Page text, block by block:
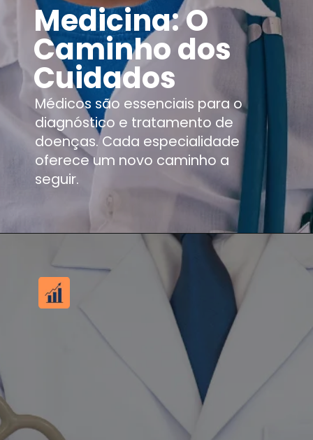
Médicos são essenciais para o
diagnóstico e tratamento de
doenças. Cada especialidade
oferece um novo caminho a
seguir.
Medicina: O
Caminho dos
Cuidados